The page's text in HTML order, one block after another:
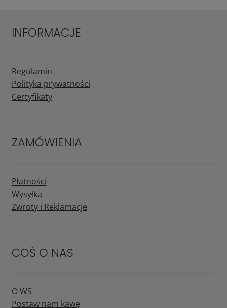
INFORMACJE
Regulamin
Polityka prywatności
Certyfikaty
ZAMÓWIENIA
Płatności
Wysyłka
Zwroty i Reklamacje
COŚ O NAS
O WS
Postaw nam kawę